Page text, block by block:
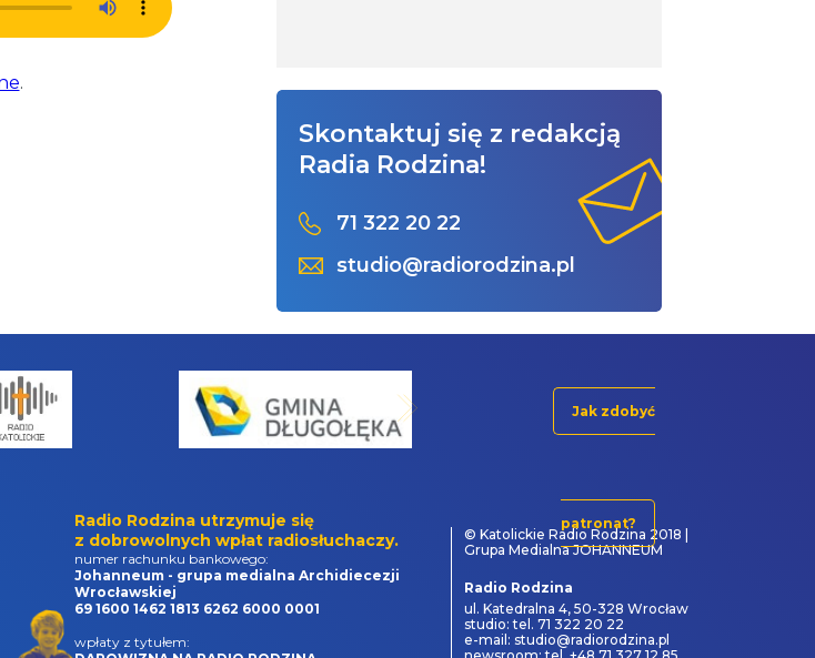
.
Skontaktuj się z redakcją
Radia Rodzina!
71 322 20 22
studio@radiorodzina.pl
Jak zdobyć
patronat?
Radio Rodzina utrzymuje się
z dobrowolnych wpłat radiosłuchaczy.
numer rachunku bankowego:
Johanneum - grupa medialna Archidiecezji
Wrocławskiej
69 1600 1462 1813 6262 6000 0001
wpłaty z tytułem:
© Katolickie Radio Rodzina 2018 |
Grupa Medialna JOHANNEUM
Radio Rodzina
ul. Katedralna 4, 50-328 Wrocław
studio: tel. 71 322 20 22
e-mail: studio@radiorodzina.pl